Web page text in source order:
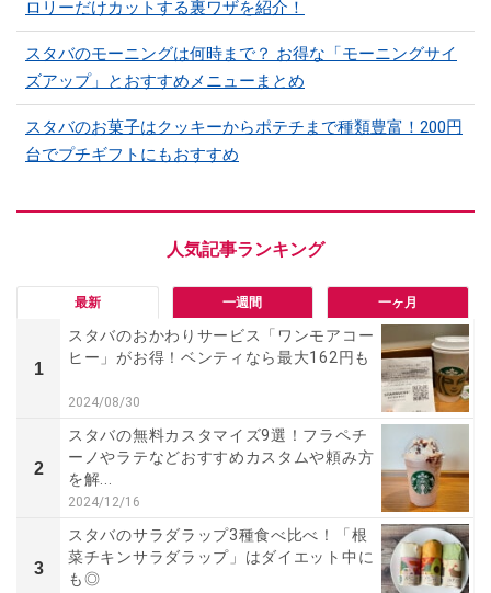
ロリーだけカットする裏ワザを紹介！
スタバのモーニングは何時まで？ お得な「モーニングサイ
ズアップ」とおすすめメニューまとめ
スタバのお菓子はクッキーからポテチまで種類豊富！200円
台でプチギフトにもおすすめ
最新 一週間 一ヶ月
1
スタバのおかわりサービス「ワンモアコー
ヒー」がお得！ベンティなら最大162円も
2024/08/30
2
スタバの無料カスタマイズ9選！フラペチ
ーノやラテなどおすすめカスタムや頼み方
を解...
2024/12/16
3
スタバのサラダラップ3種食べ比べ！「根
菜チキンサラダラップ」はダイエット中に
も◎